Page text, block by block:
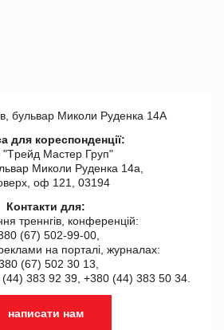
бульвар Миколи Руденка 14А
для кореспонденції:
Мастер Груп"
Миколи Руденка 14а,
оф 121, 03194
Контакти для:
треннгів, конференцій:
(67) 502-99-00,
на порталі, журналах:
(67) 502 30 13,
(44) 383 92 39, +380 (44) 383 50 34.
написати нам